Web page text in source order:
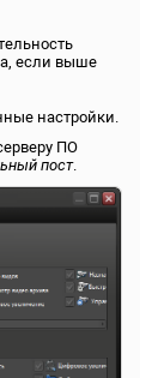
если выше
настройки.
ПО
пост.